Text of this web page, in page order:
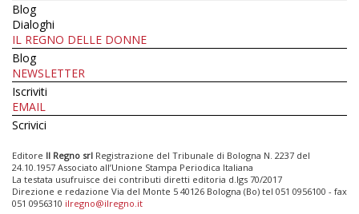
Blog
Dialoghi
IL REGNO DELLE DONNE
Blog
NEWSLETTER
Iscriviti
EMAIL
Scrivici
Editore Il Regno srl Registrazione del Tribunale di Bologna N. 2237 del
24.10.1957 Associato all’Unione Stampa Periodica Italiana
La testata usufruisce dei contributi diretti editoria d.lgs 70/2017
Direzione e redazione Via del Monte 5 40126 Bologna (Bo) tel 051 0956100 - fax
051 0956310 ilregno@ilregno.it